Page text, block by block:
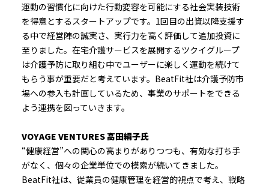
運動の習慣化に向けた行動変容を可能にする社会実装技術
を得意とするスタートアップです。 1回目の出資以降支援す
る中で経営陣の誠実さ、 実行力を高く評価して追加投資に
至りました。 在宅介護サービスを展開するツクイグループ
は介護予防に取り組む中でユーザーに楽しく運動を続けて
もらう事が重要だと考えています。 BeatFit社は介護予防市
場への参入も計画しているため、 事業のサポートをできる
よう連携を図っていきます。
VOYAGE VENTURES 高田絹子氏
“健康経営”への関心の高まりがありつつも、有効な打ち手
がなく、個々の企業単位での模索が続いてきました。
BeatFit社は、従業員の健康管理を経営的視点で考え、戦略